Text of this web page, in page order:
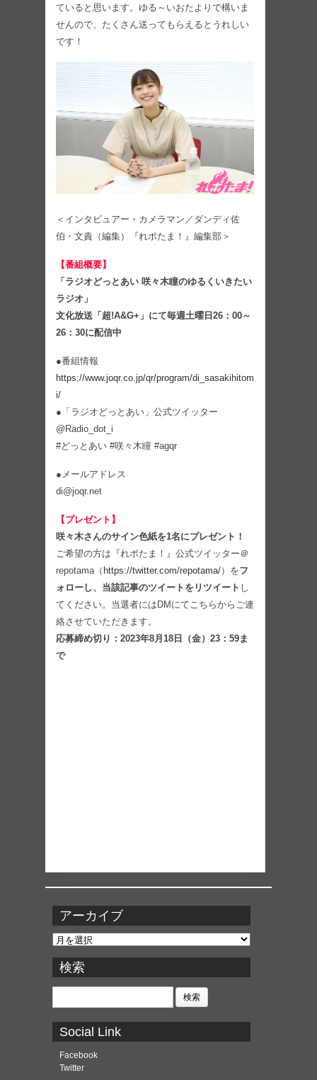
ていると思います。ゆる～いおたよりで構いま
せんので、たくさん送ってもらえるとうれしい
です！
＜インタビュアー・カメラマン／ダンディ佐
伯・文責（編集）『れポたま！』編集部＞
【番組概要】
「ラジオどっとあい 咲々木瞳のゆるくいきたい
ラジオ」
文化放送「超!A&G+」にて毎週土曜日26：00～
26：30に配信中
●番組情報
https://www.joqr.co.jp/qr/program/di_sasakihitom
i/
●「ラジオどっとあい」公式ツイッター
@Radio_dot_i
#どっとあい #咲々木瞳 #agqr
●メールアドレス
di@joqr.net
【プレゼント】
咲々木さんのサイン色紙を1名にプレゼント！
ご希望の方は『れポたま！』公式ツイッター＠
repotama（ https://twitter.com/repotama/）をフ
ォローし、当該記事のツイートをリツイート し
てください。当選者にはDMにてこちらからご連
絡させていただきます。
応募締め切り：2023年8月18日（金）23：59ま
で
アーカイブ
ア
カ
イ
ブ
検索
検
Social Link
Facebook
Twitter